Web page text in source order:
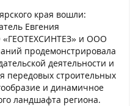
края вошли:
Евгения
«ГЕОТЕХСИНТЕЗ» и ООО
продемонстрировала
деятельности и
передовых строительных
и динамичное
ландшафта региона.